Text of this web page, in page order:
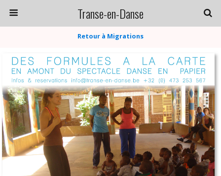
Transe-en-Danse
Retour à Migrations